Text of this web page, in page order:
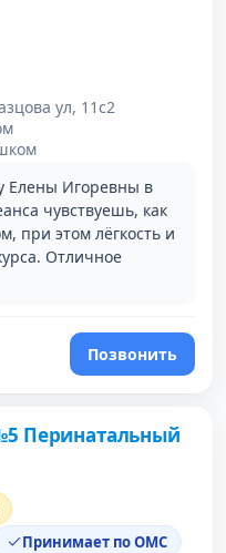
ул, 11с2
Елены Игоревны в
чувствуешь, как
при этом лёгкость и
Отличное
Позвонить
Перинатальный
Принимает по ОМС